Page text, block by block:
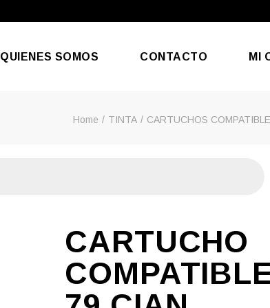
QUIENES SOMOS CONTACTO MI
Home TINTA CARTUCHOS
CARTUCHO